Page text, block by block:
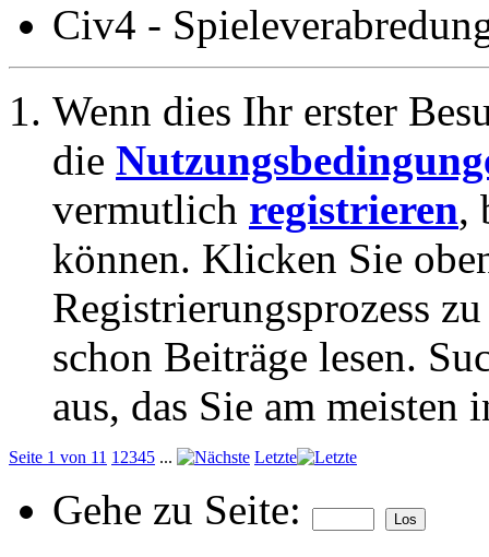
Civ4 -
Wenn dies Ihr erster
die
vermutlich registrieren,
können. Klicken Sie
Registrierungsprozess
schon Beiträge lesen.
aus, das Sie am meisten
Seite 1 von 11 1 2345 ... Letzte
Gehe zu Seite: